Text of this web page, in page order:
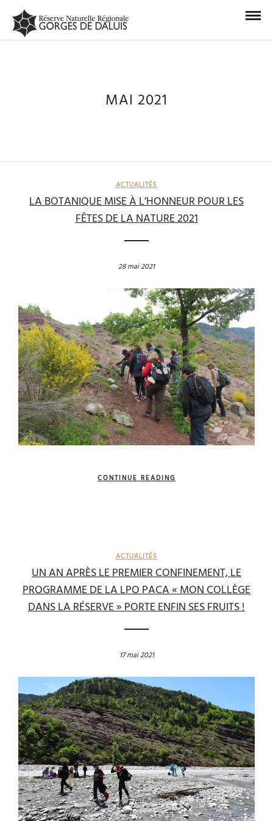
MAI 2021
ACTUALITÉS
LA BOTANIQUE MISE À L’HONNEUR POUR LES
FÊTES DE LA NATURE 2021
28 mai 2021
CONTINUE READING
ACTUALITÉS
UN AN APRÈS LE PREMIER CONFINEMENT, LE
PROGRAMME DE LA LPO PACA « MON COLLÈGE
DANS LA RÉSERVE » PORTE ENFIN SES FRUITS !
17 mai 2021